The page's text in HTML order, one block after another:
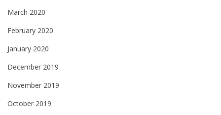
March 2020
February 2020
January 2020
December 2019
November 2019
October 2019